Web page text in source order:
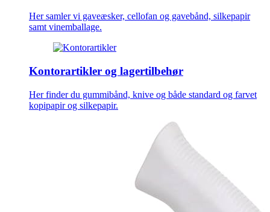
Her samler vi gaveæsker, cellofan og gavebånd, silkepapir
samt vinemballage.
Kontorartikler og lagertilbehør
Her finder du gummibånd, knive og både standard og farvet
kopipapir og silkepapir.